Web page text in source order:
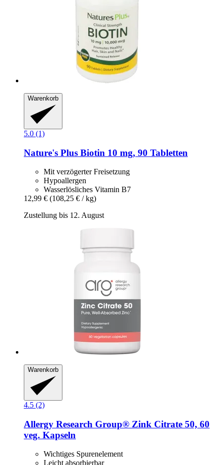
Warenkorb
5.0 (1)
Nature's Plus Biotin 10 mg, 90 Tabletten
Mit verzögerter Freisetzung
Hypoallergen
Wasserlösliches Vitamin B7
12,99 € (108,25 € / kg)
Zustellung bis 12. August
Warenkorb
4.5 (2)
Allergy Research Group® Zink Citrate 50, 60
veg. Kapseln
Wichtiges Spurenelement
Leicht absorbierbar